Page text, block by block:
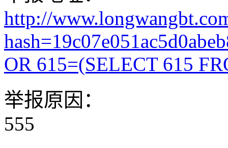
http://
OR 615=(SELECT 615
举报原因：
555